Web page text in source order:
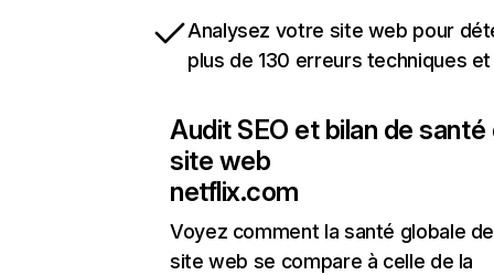
Analysez votre site web pour
plus de 130 erreurs techniques et
Audit SEO et bilan de santé
site web
netflix.com
Voyez comment la santé globale
site web se compare à celle de la